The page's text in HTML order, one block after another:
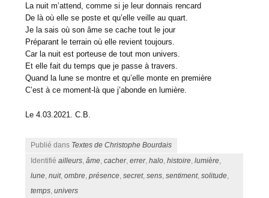
La nuit m’attend, comme si je leur donnais rencard
De là où elle se poste et qu’elle veille au quart.
Je la sais où son âme se cache tout le jour
Préparant le terrain où elle revient toujours.
Car la nuit est porteuse de tout mon univers.
Et elle fait du temps que je passe à travers.
Quand la lune se montre et qu’elle monte en première
C’est à ce moment-là que j’abonde en lumière.
Le 4.03.2021. C.B.
Publié dans Textes de Christophe Bourdais
Identifiéailleurs,âme,cacher,errer,halo,histoire,lumière,
lune,nuit,ombre,présence,secret,sens,sentiment,solitude,
temps,univers